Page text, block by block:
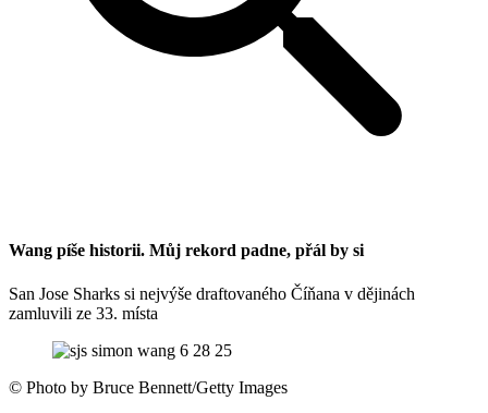
Wang píše historii. Můj rekord padne, přál by si
San Jose Sharks si nejvýše draftovaného Číňana v dějinách
zamluvili ze 33. místa
© Photo by Bruce Bennett/Getty Images